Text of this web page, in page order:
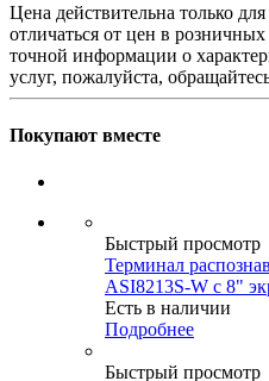
Цена действительна только
отличаться от цен в
точной информации о
услуг, пожалуйста,
Покупают вместе
Быстрый просмотр
Терминал
ASI8213S-W с 8"
Есть в наличии
Подробнее
Быстрый просмотр